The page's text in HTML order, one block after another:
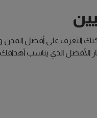
التعرف على أفضل المدن
الذي يناسب أهدافك